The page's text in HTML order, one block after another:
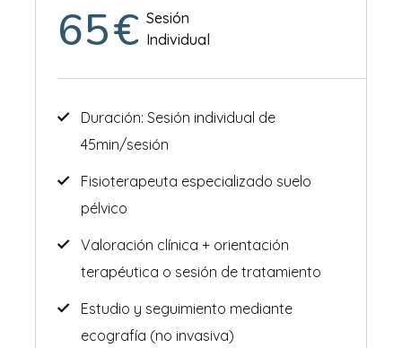
65€ Sesión
Individual
Duración: Sesión individual de
45min/sesión
Fisioterapeuta especializado suelo
pélvico
Valoración clínica + orientación
terapéutica o sesión de tratamiento
Estudio y seguimiento mediante
ecografía (no invasiva)